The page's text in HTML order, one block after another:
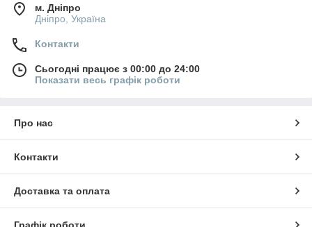
м. Дніпро
Дніпро, Україна
Контакти
Сьогодні працює з 00:00 до 24:00
Показати весь графік роботи
Про нас
Контакти
Доставка та оплата